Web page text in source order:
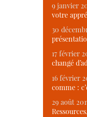
9 janvier
votre
30
17 février
changé
16 février
comme :
29 août